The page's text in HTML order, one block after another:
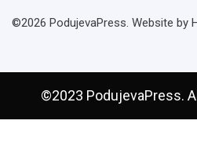
©2026 PodujevaPress. Website by
©2023 PodujevaPress.